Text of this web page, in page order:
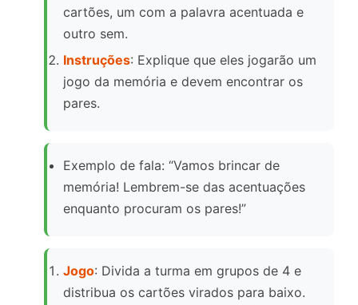
cartões, um com a palavra acentuada e
outro sem.
Instruções: Explique que eles jogarão um
jogo da memória e devem encontrar os
pares.
Exemplo de fala: “Vamos brincar de
memória! Lembrem-se das acentuações
enquanto procuram os pares!”
Jogo: Divida a turma em grupos de 4 e
distribua os cartões virados para baixo.